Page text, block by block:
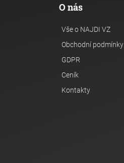
O nás
Vše o NAJDI VZ
Obchodní podmínky
GDPR
Ceník
Kontakty